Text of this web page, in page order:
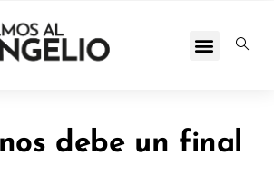
debe un final